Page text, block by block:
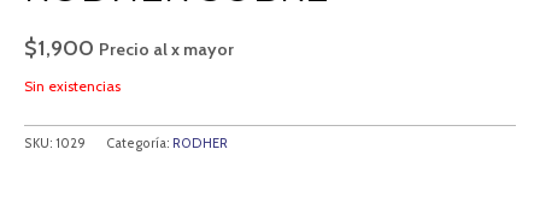
$1,900 Precio al x mayor
Sin existencias
SKU: 1029 Categoría: RODHER